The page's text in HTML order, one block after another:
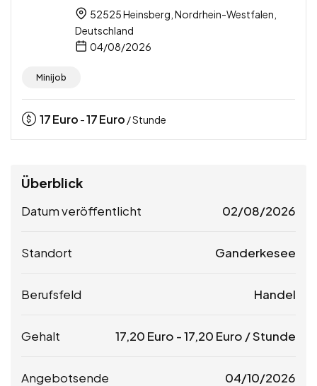
52525 Heinsberg, Nordrhein-Westfalen,
Deutschland
04/08/2026
Minijob
17Euro -17Euro / Stunde
Überblick
Datum veröffentlicht 02/08/2026
Standort Ganderkesee
Berufsfeld Handel
Gehalt 17,20 Euro -17,20 Euro / Stunde
Angebotsende 04/10/2026